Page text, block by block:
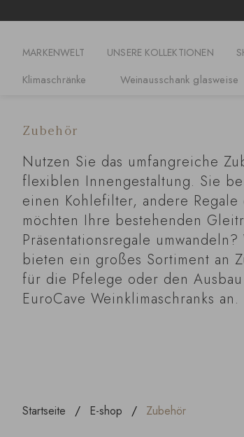
MARKENWELT UNSERE KOLLEKTIONEN
Klimaschränke Weinausschank glasweise
Startseite E-shop Zubehör
Zubehör
Nutzen Sie das umfangreiche
flexiblen Innengestaltung. Sie
einen Kohlefilter, andere Regale
möchten Ihre bestehenden
Präsentationsregale
bieten ein großes Sortiment an
für die Pfelege oder den
EuroCave Weinklimaschranks an.